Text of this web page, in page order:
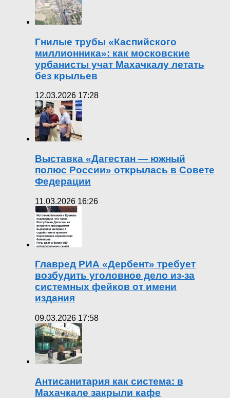
Гнилые трубы «Каспийского
миллионника»: как московские
урбанисты учат Махачкалу летать
без крыльев
12.03.2026 17:28
Выставка «Дагестан — южный
полюс России» открылась в Совете
Федерации
11.03.2026 16:26
Главред РИА «Дербент» требует
возбудить уголовное дело из-за
системных фейков от имени
издания
09.03.2026 17:58
Антисанитария как система: в
Махачкале закрыли кафе